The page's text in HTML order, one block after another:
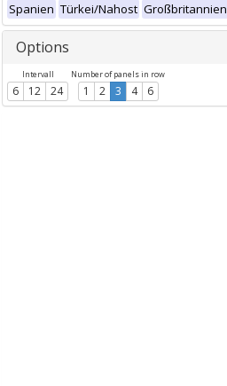
Spanien Türkei/Nahost Großbritannien
Options
Intervall
6 12 24
Number of panels in row
1 2 3 4 6